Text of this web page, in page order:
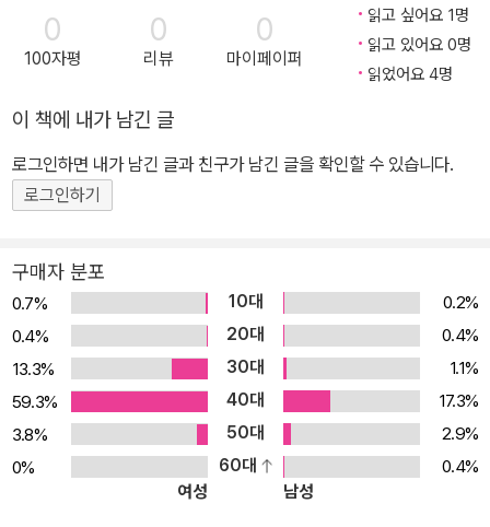
어를 학습할 수 있게 구성된다. 지금까지 접두사, 접미사, 유의어 등의
원리를 익히는 데 집중해 왔다면, 15권부터는 본격적으로 그 원리를
이용해 자연스럽게 영단어의 뜻을 유추하고 응용·확장하여 ‘감정’에
요! 1. 영단어는 어떻게 구성되어 있나요? “exporter”는 ‘수출하는
사람’이라는 뜻의 영단어입니다. 이 단어는 어떻게 만들어진 것일까
요? ex-(out, 밖으로) + port(carry, 나르다) + -er(~하는 사람)
자’라는 뜻이 된 것입니다. 이때 앞에서 '밖으로'라는 뜻을 더해주는
‘ex-’를 ‘앞에 붙는 말’이라는 뜻의 ‘접두사’라고 합니다. 또한 뒤에서
‘~하는 사람’이라는 뜻을 더해주는 ‘-er’을 '뒤에 붙는 말'이라는 뜻의
‘접미사’라고 하지요. 그리고 가운데에서 ‘나르다, 지점’이라는 뜻을
가지고 있는 ‘port’는 ‘말의 뿌리’라고 하여 ‘어근’이라고 부릅니다.
영단어는 보통 이렇게 세 부분으로 나뉩니다. 접두사(prefix) + 어근
(root) + 접미사(suffix) 물론 모든 단어가 이렇게 ‘접두사+어근+접
미사’의 형태로 나뉘는 것은 아닙니다. 어떤 것은 ‘접두사+어근’, 어떤
것은 ‘어근+접미사’로 구성되어 있기도 하고 어근으로만 된 단어도
0
100자평
0
리뷰
0
마이페이퍼
읽고 싶어요 1명
읽고 있어요 0명
읽었어요 4명
이 책에 내가 남긴 글
로그인하면 내가 남긴 글과 친구가 남긴 글을 확인할 수 있습니다.
로그인하기
구매자 분포
0.7% 10대
0.2%
0.4%
20대
0.4%
13.3%
30대
1.1%
59.3%
40대
17.3%
3.8%
50대
2.9%
0%
60대
0.4%
여성
남성